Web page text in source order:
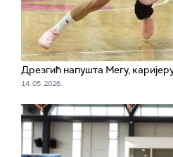
Дрезгић напушта Мегу,
14. 05. 2026.